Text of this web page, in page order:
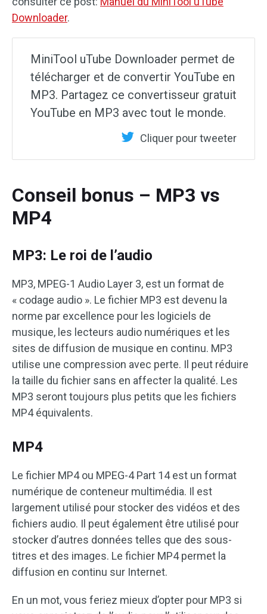
Downloader.
MiniTool uTube Downloader permet de
télécharger et de convertir YouTube en
MP3. Partagez ce convertisseur gratuit
YouTube en MP3 avec tout le monde.
Cliquer pour tweeter
Conseil bonus – MP3 vs
MP4
MP3: Le roi de l’audio
MP3, MPEG-1 Audio Layer 3, est un format de
« codage audio ». Le fichier MP3 est devenu la
norme par excellence pour les logiciels de
musique, les lecteurs audio numériques et les
sites de diffusion de musique en continu. MP3
utilise une compression avec perte. Il peut réduire
la taille du fichier sans en affecter la qualité. Les
MP3 seront toujours plus petits que les fichiers
MP4 équivalents.
MP4
Le fichier MP4 ou MPEG-4 Part 14 est un format
numérique de conteneur multimédia. Il est
largement utilisé pour stocker des vidéos et des
fichiers audio. Il peut également être utilisé pour
stocker d’autres données telles que des sous-
titres et des images. Le fichier MP4 permet la
diffusion en continu sur Internet.
En un mot, vous feriez mieux d’opter pour MP3 si